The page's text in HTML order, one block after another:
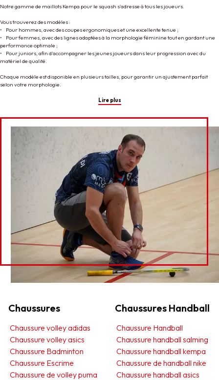
Notre gamme de maillots Kempa pour le squash s’adresse à tous les joueurs.
Vous trouverez des modèles :
• Pour hommes, avec des coupes ergonomiques et une excellente tenue ;
• Pour femmes, avec des lignes adaptées à la morphologie féminine tout en gardant une
performance optimale ;
• Pour juniors, afin d’accompagner les jeunes joueurs dans leur progression avec du
matériel de qualité.
Chaque modèle est disponible en plusieurs tailles, pour garantir un ajustement parfait
selon votre morphologie.
Lire plus
Commandez dès maintenant votre maillot de
squash Kempa
Chaussures
Chaussure volley adidas
Chaussure volley asics
Chaussure Badminton
Chaussure Escrime
Chaussure de volley puma
Chaussures Handball
Chaussure Handball
Chaussure handball salming
Chaussure handball kempa
Chaussure de handball nike
Chaussure handball asics